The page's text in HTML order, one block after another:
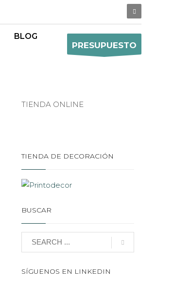
BLOG
PRESUPUESTO
TIENDA ONLINE
TIENDA DE DECORACIÓN
BUSCAR
SÍGUENOS EN LINKEDIN